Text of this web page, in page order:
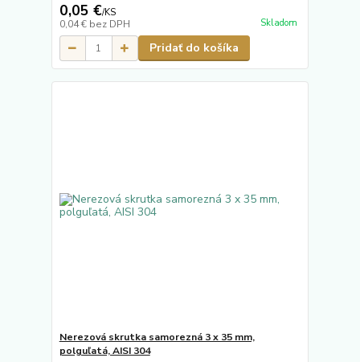
0,05 €/KS
0,04 € bez DPH Skladom
Pridať do košíka
Nerezová skrutka samorezná 3 x 35 mm,
polguľatá, AISI 304